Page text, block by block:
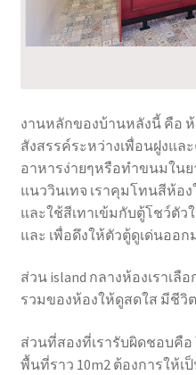
งานหลักของบ้านหลังนี้ คือ
สังสรรค์ระหว่างเพื่อนฝูงแ
อาหารง่ายๆหรือทำขนมใน
แนววินเทจ เราคุมโทนสีห้อง
และใช้สีเทาเข้มกับตู้โชว์ตัว
และ เพื่อดึงให้ตัวตู้ดูเด่นออก
ส่วน island กลางห้องเราเ
รวมของห้องให้ดูสดใส มีชีวิ
ส่วนที่สองที่เรารับผิดชอบคื
พื้นที่ราว 10m2 ต้องการให้